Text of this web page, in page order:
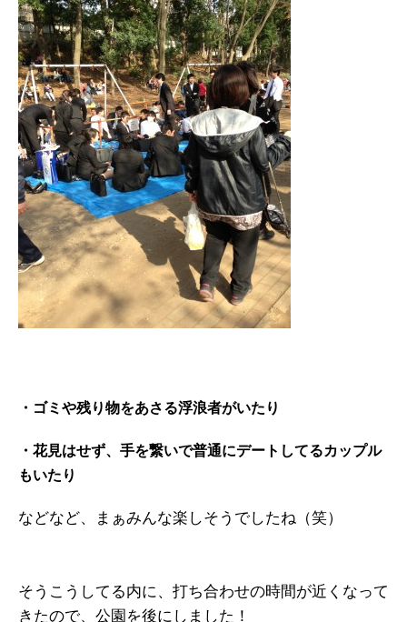
・ゴミや残り物をあさる浮浪者がいたり
・花見はせず、手を繋いで普通にデートしてるカップル
もいたり
などなど、まぁみんな楽しそうでしたね（笑）
そうこうしてる内に、打ち合わせの時間が近くなって
きたので、公園を後にしました！